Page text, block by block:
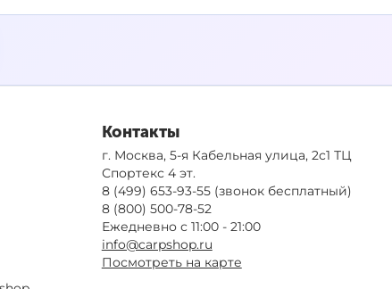
Контакты
г. Москва, 5-я Кабельная улица, 2с1 ТЦ
Спортекс 4 эт.
8 (499) 653-93-55(звонок бесплатный)
8 (800) 500-78-52
Ежедневно с 11:00 - 21:00
info@carpshop.ru
Посмотреть на карте